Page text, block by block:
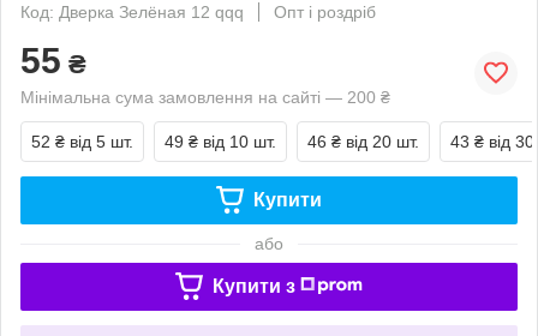
Код: Дверка Зелёная 12 qqq
Опт і роздріб
55 ₴
Мінімальна сума замовлення на сайті — 200 ₴
52 ₴ від 5 шт. 49 ₴ від 10 шт. 46 ₴ від 20 шт. 43 ₴ від
Купити
або
Купити з